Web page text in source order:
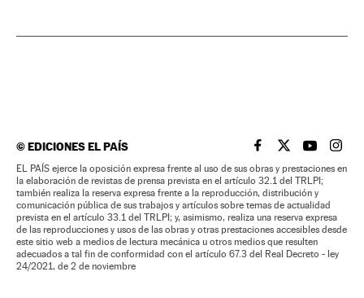
©EDICIONES EL PAÍS EL PAÍS BRASIL EN
EL PAÍSEL PAÍS
EL
EL PAÍS ejerce la oposición expresa frente al uso de sus obras y prestaciones en
la elaboración de revistas de prensa prevista en el artículo 32.1 del TRLPI;
también realiza la reserva expresa frente a la reproducción, distribución y
comunicación pública de sus trabajos y artículos sobre temas de actualidad
prevista en el artículo 33.1 del TRLPI; y, asimismo, realiza una reserva expresa
de las reproducciones y usos de las obras y otras prestaciones accesibles desde
este sitio web a medios de lectura mecánica u otros medios que resulten
adecuados a tal fin de conformidad con el artículo 67.3 del Real Decreto - ley
24/2021, de 2 de noviembre